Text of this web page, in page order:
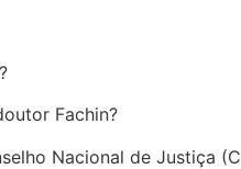
Fachin?
Nacional de Justiça